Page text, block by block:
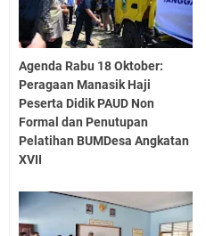
Agenda Rabu 18 Oktober:
Peragaan Manasik Haji
Peserta Didik PAUD Non
Formal dan Penutupan
Pelatihan BUMDesa Angkatan
XVII